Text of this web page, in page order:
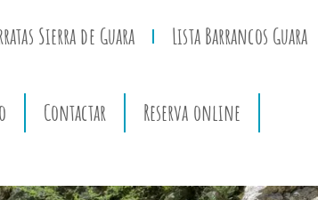
Sierra de Guara Lista Barrancos Guara
Contactar Reserva online